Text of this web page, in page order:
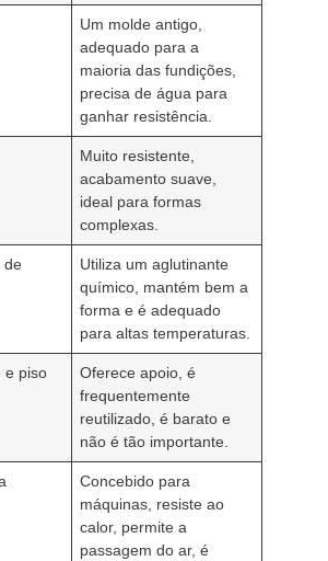
Um molde antigo,
adequado para a
maioria das fundições,
precisa de água para
ganhar resistência.
Muito resistente,
acabamento suave,
ideal para formas
complexas.
de
Utiliza um aglutinante
químico, mantém bem a
forma e é adequado
para altas temperaturas.
e piso
Oferece apoio, é
frequentemente
reutilizado, é barato e
não é tão importante.
Concebido para
máquinas, resiste ao
calor, permite a
passagem do ar, é